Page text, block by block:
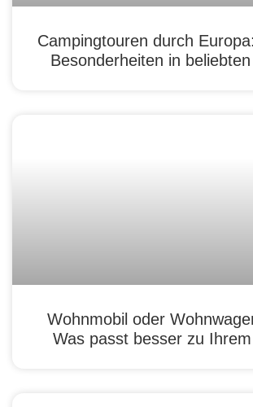
Campingtouren durch
Besonderheiten in
Wohnmobil oder
Was passt besser zu